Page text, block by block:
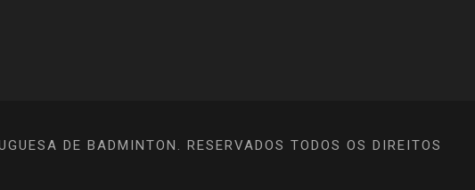
DE BADMINTON. RESERVADOS TODOS OS DIREITOS